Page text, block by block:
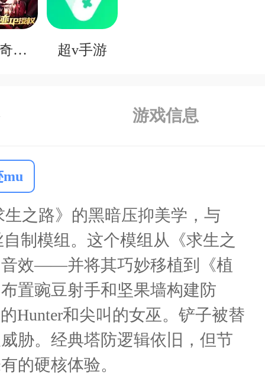
0.1折奇迹mu 超v手游
游戏信息
mu
之路》的黑暗压抑美学，与
制模组。这个模组从《求生之
效——并将其巧妙移植到《植
置豌豆射手和坚果墙构建防
Hunter和尖叫的女巫。铲子被替
胁。经典塔防逻辑依旧，但节
的硬核体验。